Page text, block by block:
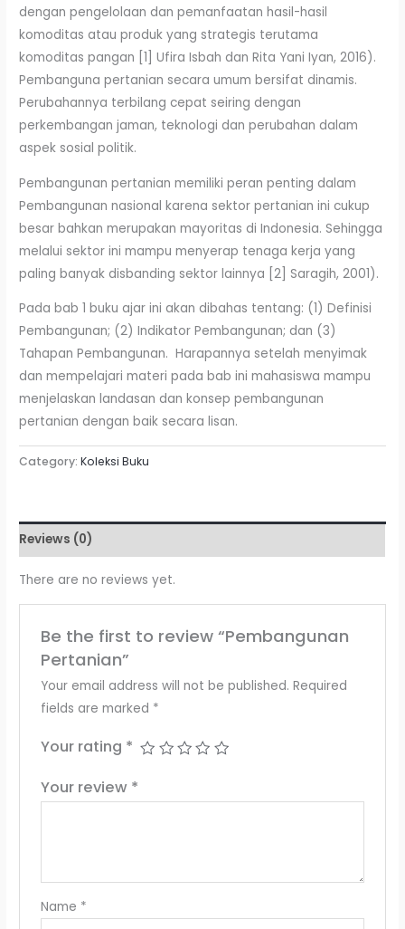
dengan pengelolaan dan pemanfaatan hasil-hasil
komoditas atau produk yang strategis terutama
komoditas pangan [1] Ufira Isbah dan Rita Yani Iyan, 2016).
Pembanguna pertanian secara umum bersifat dinamis.
Perubahannya terbilang cepat seiring dengan
perkembangan jaman, teknologi dan perubahan dalam
aspek sosial politik.
Pembangunan pertanian memiliki peran penting dalam
Pembangunan nasional karena sektor pertanian ini cukup
besar bahkan merupakan mayoritas di Indonesia. Sehingga
melalui sektor ini mampu menyerap tenaga kerja yang
paling banyak disbanding sektor lainnya [2] Saragih, 2001).
Pada bab 1 buku ajar ini akan dibahas tentang: (1) Definisi
Pembangunan; (2) Indikator Pembangunan; dan (3)
Tahapan Pembangunan. Harapannya setelah menyimak
dan mempelajari materi pada bab ini mahasiswa mampu
menjelaskan landasan dan konsep pembangunan
pertanian dengan baik secara lisan.
Category:Koleksi Buku
Reviews (0)
There are no reviews yet.
Be the first to review “Pembangunan
Pertanian”
Your email address will not be published. Required
fields are marked *
Your rating *
Your review *
Name *